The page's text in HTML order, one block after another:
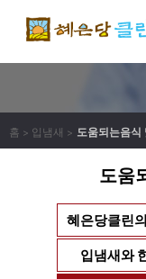
홈 > 입냄새 > 도움되는음식
도움
혜은당클린
입냄새와